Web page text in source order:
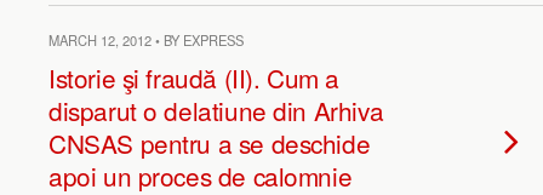
MARCH 12, 2012 • BY EXPRESS
Istorie şi fraudă (II). Cum a
disparut o delatiune din Arhiva
CNSAS pentru a se deschide
apoi un proces de calomnie